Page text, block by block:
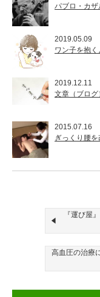
パブロ・カ
2019.05.09
ワン子を抱
2019.12.11
文章（ブロ
2015.07.16
ぎっくり腰
『運び屋
高血圧の治療